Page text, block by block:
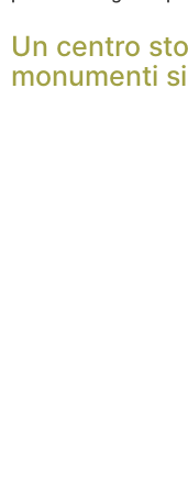
Un centro
monumenti